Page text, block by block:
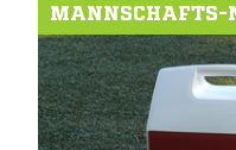
MANNSCHAFTS-